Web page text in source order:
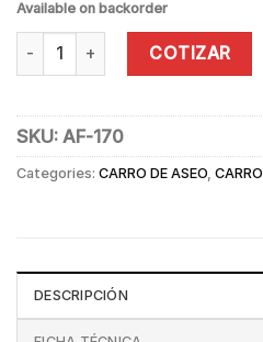
Available on backorder
CARRO DE ASEO JANITOR
COTIZAR
SKU: AF-170
Categories: CARRO DE ASEO,
DESCRIPCIÓN